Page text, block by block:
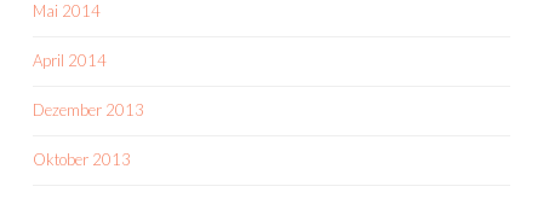
Mai 2014
April 2014
Dezember 2013
Oktober 2013